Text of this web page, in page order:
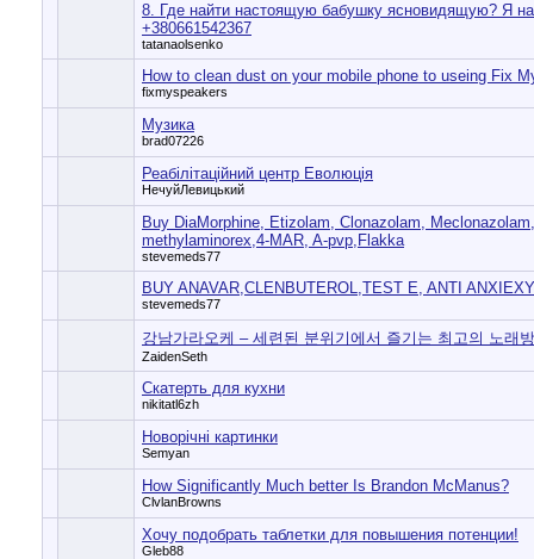
8. Где найти настоящую бабушку ясновидящую? Я
+380661542367
tatanaolsenko
How to clean dust on your mobile phone to useing Fix
fixmyspeakers
Музика
brad07226
Реабілітаційний центр Еволюція
НечуйЛевицький
Buy DiaMorphine, Etizolam, Clonazolam,
methylaminorex,4-MAR, A-pvp,Flakka
stevemeds77
BUY ANAVAR,CLENBUTEROL,TEST E, ANTI
stevemeds77
강남가라오케 – 세련된 분위기에서 즐기는 최고의 노래
ZaidenSeth
Скатерть для кухни
nikitatl6zh
Новорічні картинки
Semyan
How Significantly Much better Is Brandon McManus?
ClvlanBrowns
Хочу подобрать таблетки для повышения потенции!
Gleb88